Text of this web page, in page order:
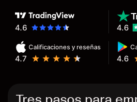
hecho de operar en un
determinado, debido a los
spread y al volumen existente.
Mientras más activo seas,
dinero te reembolsa. Muchas
4.6
Calificaciones y reseñas
4.7 4.6
4.6